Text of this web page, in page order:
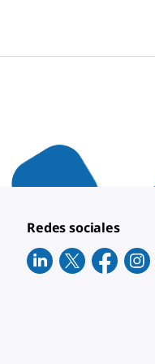
Redes sociales